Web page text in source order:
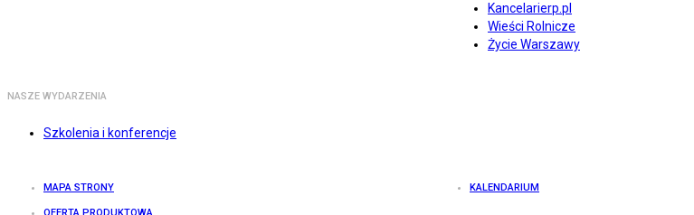
Kancelarierp.pl
Wieści Rolnicze
Życie Warszawy
NASZE WYDARZENIA
Szkolenia i konferencje
MAPA STRONY KALENDARIUM